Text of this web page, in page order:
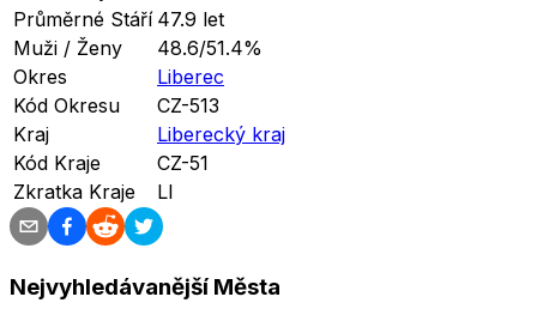
Průměrné Stáří 47.9 let
Muži / Ženy
48.6/51.4%
Okres
Liberec
Kód Okresu
CZ-513
Kraj
Liberecký kraj
Kód Kraje
CZ-51
Zkratka Kraje
LI
Nejvyhledávanější Města